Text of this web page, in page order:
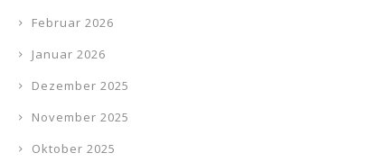
Februar 2026
Januar 2026
Dezember 2025
November 2025
Oktober 2025